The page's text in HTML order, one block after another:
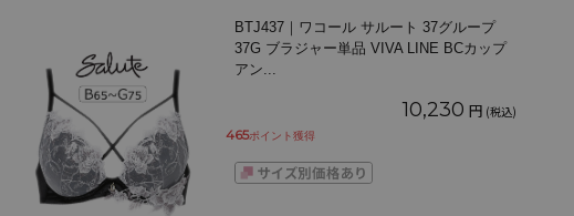
BTJ437｜ワコール サルート 37グループ
37G ブラジャー単品 VIVA LINE BCカップ
アン...
10,230 円 (税込)
465ポイント獲得